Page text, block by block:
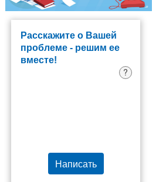
Расскажите о Вашей
проблеме - решим ее
вместе!
?
Написать